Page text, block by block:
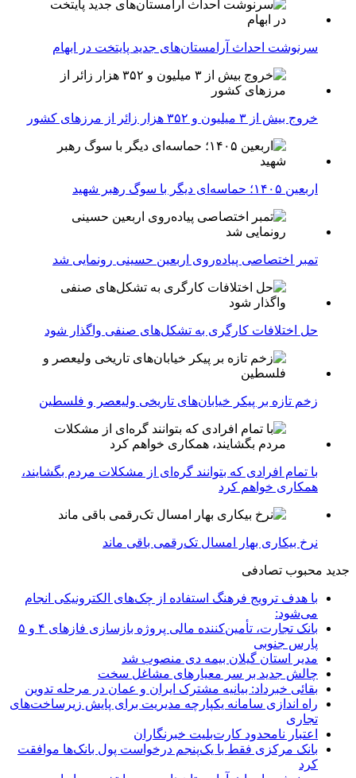
سرنوشت احداث آرامستان‌های جدید پایتخت در ابهام
خروج بیش از ۳ میلیون و ۳۵۲ هزار زائر از مرزهای کشور
اربعین ۱۴۰۵؛ حماسه‌ای دیگر با سوگ رهبر شهید
تمبر اختصاصی پیاده‌روی اربعین حسینی رونمایی شد
حل اختلافات کارگری به تشکل‌های صنفی واگذار شود
زخم تازه بر پیکر خیابان‌های تاریخی ولیعصر و فلسطین
با تمام افرادی که بتوانند گره‌ای از مشکلات مردم بگشایند،
همکاری خواهم کرد
نرخ بیکاری بهار امسال تک‌رقمی باقی ماند
جدید محبوب تصادفی
با هدف ترویج فرهنگ استفاده از چک‌های الکترونیکی انجام
می‌شود:
بانک تجارت، تأمین‌کننده مالی پروژه بازسازی فازهای ۴ و ۵
پارس جنوبی
مدیر استان گیلان بیمه دی منصوب شد
چالش جدید بر سر معیارهای مشاغل سخت
بقائی خبرداد: بیانیه مشترک ایران و عمان در مرحله تدوین
راه اندازی سامانه یکپارچه مدیریت برای پایش زیرساخت‌های
تجاری
اعتبار نامحدود کارت‌بلیت خبرنگاران
بانک مرکزی فقط با یک‌‎پنجم درخواست پول بانک‌ها موافقت
کرد